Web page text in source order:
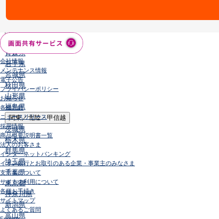
店舗
北海道・東北
北海道
青森県
岩手県
宮城県
秋田県
山形県
福島県
関東／北陸・甲信越
茨城県
栃木県
群馬県
埼玉県
千葉県
東京都
神奈川県
新潟県
富山県
会社情報
メンテナンス情報
電子公告
プライバシーポリシー
お知らせ
各種方針
ニュースリリース
採用情報
商品概要説明書一覧
法人のお客さま
インターネットバンキング
イオン銀行とお取引のある企業・事業主のみなさま
支店名について
サイトの利用について
各種お手続き
サイトマップ
よくあるご質問